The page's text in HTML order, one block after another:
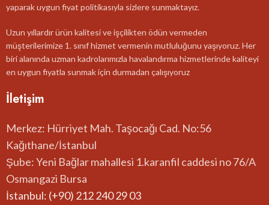
yaparak uygun fiyat politikasıyla sizlere sunmaktayız.
Uzun yıllardır ürün kalitesi ve işçilikten ödün vermeden
müşterilerimize 1. sınıf hizmet vermenin mutluluğunu yaşıyoruz. Her
biri alanında uzman kadrolarımızla havalandırma hizmetlerinde kaliteyi
en uygun fiyatla sunmak için durmadan çalışıyoruz
İletişim
Merkez: Hürriyet Mah. Taşocağı Cad. No:56
Kağıthane/İstanbul
Şube: Yeni Bağlar mahallesi 1.karanfil caddesi no 76/A
Osmangazi Bursa
İstanbul: (+90) 212 240 29 03